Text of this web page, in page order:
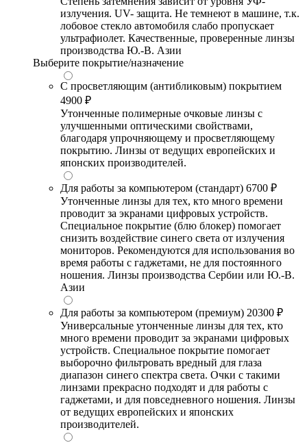
излучения. UV- защита. Не темнеют в машине, т.к.
лобовое стекло автомобиля слабо пропускает
ультрафиолет. Качественные, проверенные линзы
производства Ю.-В. Азии
Выберите покрытие/назначение
С просветляющим (антибликовым) покрытием
4900 ₽
Утонченные полимерные очковые линзы с
улучшенными оптическими свойствами,
благодаря упрочняющему и просветляющему
покрытию. Линзы от ведущих европейских и
японских производителей.
Для работы за компьютером (стандарт) 6700 ₽
Утонченные линзы для тех, кто много времени
проводит за экранами цифровых устройств.
Специальное покрытие (блю блокер) помогает
снизить воздействие синего света от излучения
мониторов. Рекомендуются для использования во
время работы с гаджетами, не для постоянного
ношения. Линзы производства Сербии или Ю.-В.
Азии
Для работы за компьютером (премиум) 20300 ₽
Универсальные утонченные линзы для тех, кто
много времени проводит за экранами цифровых
устройств. Специальное покрытие помогает
выборочно фильтровать вредный для глаза
диапазон синего спектра света. Очки с такими
линзами прекрасно подходят и для работы с
гаджетами, и для повседневного ношения. Линзы
от ведущих европейских и японских
производителей.